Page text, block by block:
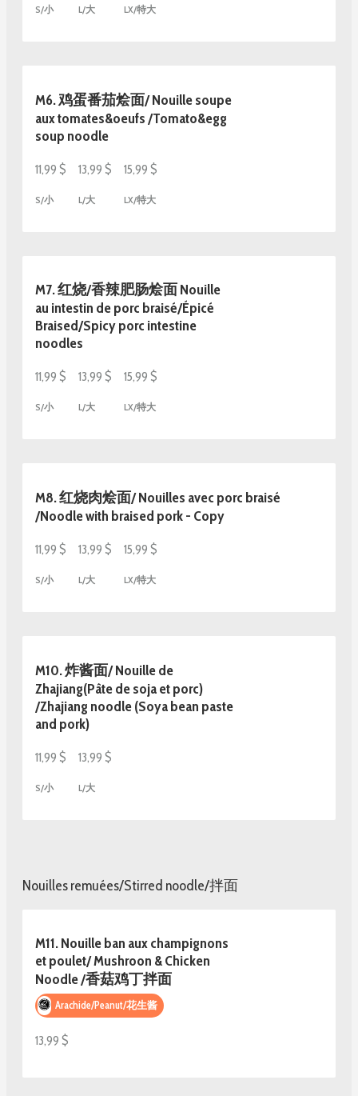
S/小 L/大 LX/特大
M6. 鸡蛋番茄烩面/ Nouille soupe
aux tomates&oeufs /Tomato&egg
soup noodle
11,99 $
S/小
13,99 $
L/大
15,99 $
LX/特大
M7. 红烧/香辣肥肠烩面 Nouille
au intestin de porc braisé/Épicé
Braised/Spicy porc intestine
noodles
11,99 $
S/小
13,99 $
L/大
15,99 $
LX/特大
M8. 红烧肉烩面/ Nouilles avec porc braisé
/Noodle with braised pork - Copy
11,99 $
S/小
13,99 $
L/大
15,99 $
LX/特大
M10. 炸酱面/ Nouille de
Zhajiang(Pâte de soja et porc)
/Zhajiang noodle (Soya bean paste
and pork)
11,99 $
S/小
13,99 $
L/大
Nouilles remuées/Stirred noodle/拌面
M11. Nouille ban aux champignons
et poulet/ Mushroon & Chicken
Noodle /香菇鸡丁拌面
Arachide/Peanut/花生酱
13,99 $